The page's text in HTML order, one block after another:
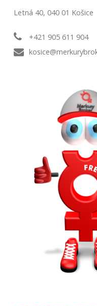
Letná 40, 040 01 Košice
+421 905 611 904